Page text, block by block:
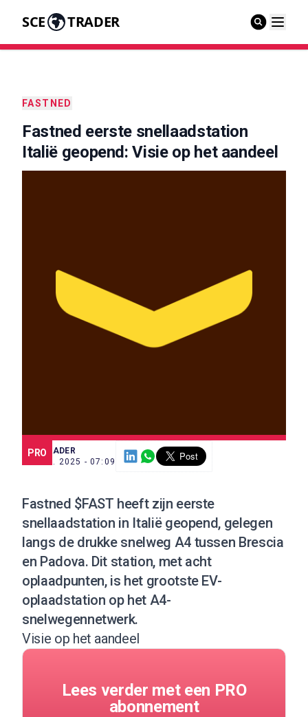
SCE TRADER
FASTNED
Fastned eerste snellaadstation
Italië geopend: Visie op het aandeel
PRO
SCE TRADER
28 FEB. 2025 - 07:09
Fastned $FAST heeft zijn eerste
snellaadstation in Italië geopend, gelegen
langs de drukke snelweg A4 tussen Brescia
en Padova. Dit station, met acht
oplaadpunten, is het grootste EV-
oplaadstation op het A4-
snelwegennetwerk.
Visie op het aandeel
Lees verder met een PRO
abonnement